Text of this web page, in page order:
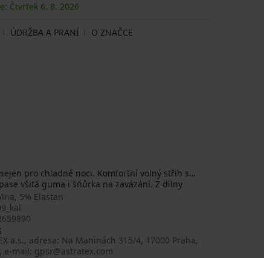
Čtvrtek 6. 8. 2026
ÚDRŽBA A PRANÍ
O ZNAČCE
pro chladné noci. Komfortní volný střih s
všitá guma i šňůrka na zavázání. Z dílny
5% Elastan
a.s., adresa: Na Maninách 315/4, 17000 Praha,
e-mail: gpsr@astratex.com